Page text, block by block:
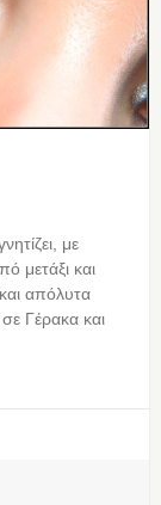
με
μετάξι και
απόλυτα
Γέρακα και